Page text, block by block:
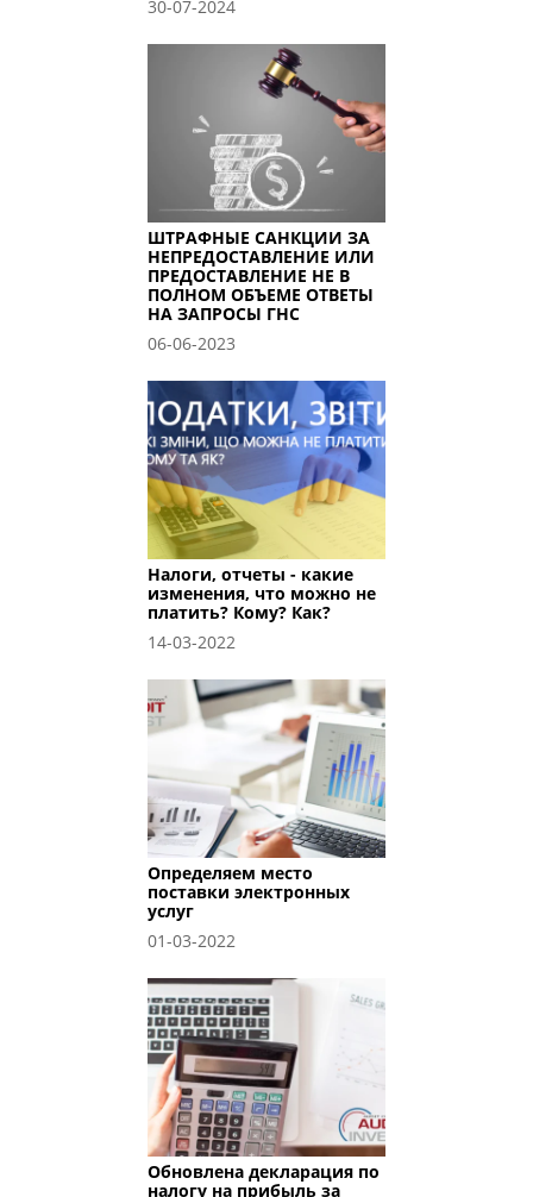
30-07-2024
ШТРАФНЫЕ САНКЦИИ ЗА
НЕПРЕДОСТАВЛЕНИЕ ИЛИ
ПРЕДОСТАВЛЕНИЕ НЕ В
ПОЛНОМ ОБЪЕМЕ ОТВЕТЫ
НА ЗАПРОСЫ ГНС
06-06-2023
Налоги, отчеты - какие
изменения, что можно не
платить? Кому? Как?
14-03-2022
Определяем место
поставки электронных
услуг
01-03-2022
Обновлена декларация по
налогу на прибыль за